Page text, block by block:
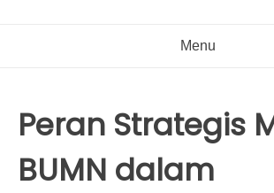
Menu
Peran Strategis
BUMN dalam